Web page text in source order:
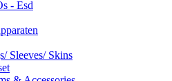
- Esd
Sleeves/ Skins